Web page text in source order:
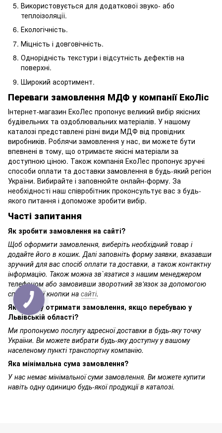
Використовується для додаткової звуко- або
теплоізоляції.
Екологічність.
Міцність і довговічність.
Однорідність текстури і відсутність дефектів на
поверхні.
Широкий асортимент.
Переваги замовлення МДФ у компанії ЕкоЛіс
Інтернет-магазин ЕкоЛес пропонує великий вибір якісних
будівельних та оздоблювальних матеріалів. У нашому
каталозі представлені різні види МДФ від провідних
виробників. Роблячи замовлення у нас, ви можете бути
впевнені в тому, що отримаєте якісні матеріали за
доступною ціною. Також компанія ЕкоЛес пропонує зручні
способи оплати та доставки замовлення в будь-який регіон
України. Вибирайте і заповнюйте онлайн-форму. За
необхідності наш співробітник проконсультує вас з будь-
якого питання і допоможе зробити вибір.
Часті запитання
Як зробити замовлення на сайті?
Щоб оформити замовлення, виберіть необхідний товар і
додайте його в кошик. Далі заповніть форму заявки, вказавши
зручний для вас спосіб оплати та доставки, а також контактну
інформацію. Також можна зв`язатися з нашим менеджером
телефоном або замовивши зворотний зв'язок за допомогою
спеціальної кнопки на сайті.
Як я можу отримати замовлення, якщо перебуваю у
Львівській області?
Ми пропонуємо послугу адресної доставки в будь-яку точку
України. Ви можете вибрати будь-яку доступну у вашому
населеному пункті транспортну компанію.
Яка мінімальна сума замовлення?
У нас немає мінімальної суми замовлення. Ви можете купити
навіть одну одиницю будь-якої продукції в каталозі.